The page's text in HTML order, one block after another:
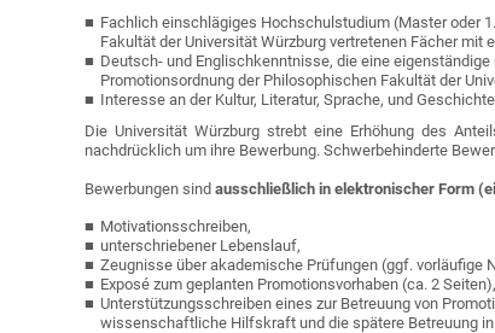
Fachlich einschlägiges Hochschulstudium (Master oder
Fakultät der Universität Würzburg vertretenen Fächer mit
Deutsch- und Englischkenntnisse, die eine
Promotionsordnung der Philosophischen Fakultät der
Interesse an der Kultur, Literatur, Sprache, und
Die Universität Würzburg strebt eine Erhöhung des
nachdrücklich um ihre Bewerbung. Schwerbehinderte
Bewerbungen sindausschließlich in elektronischer Form
Motivationsschreiben,
unterschriebener Lebenslauf,
Zeugnisse über akademische Prüfungen (ggf. vorläufige
Exposé zum geplanten Promotionsvorhaben (ca. 2
Unterstützungsschreiben eines zur Betreuung von
wissenschaftliche Hilfskraft und die spätere Betreuung